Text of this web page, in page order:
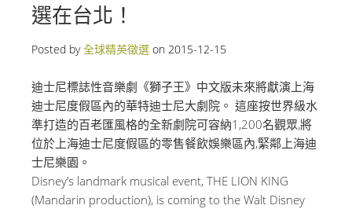
選在台北！
Posted by全球精英徵選 on 2015-12-15
迪士尼標誌性音樂劇《獅子王》中文版未來將獻演上海
迪士尼度假區內的華特迪士尼大劇院。 這座按世界級水
準打造的百老匯風格的全新劇院可容納1,200名觀眾,將
位於上海迪士尼度假區的零售餐飲娛樂區內,緊鄰上海迪
士尼樂園。
Disney’s landmark musical event, THE LION KING
(Mandarin production), is coming to the Walt Disney